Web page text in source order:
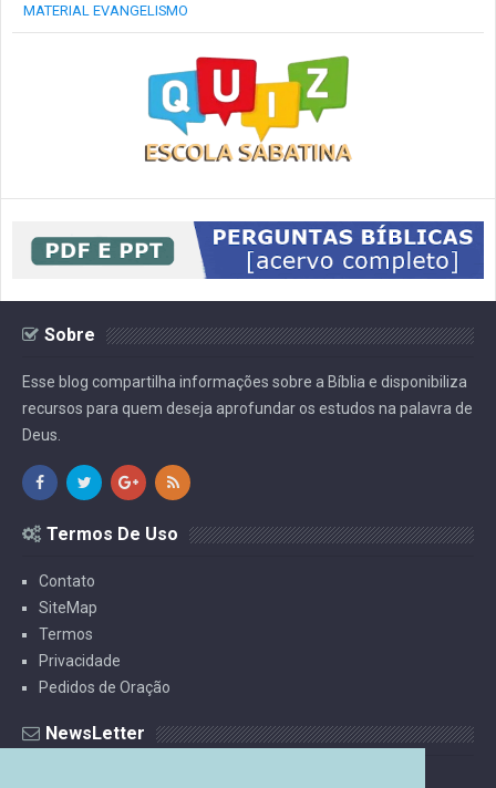
MATERIAL EVANGELISMO
Sobre
Esse blog compartilha informações sobre a Bíblia e disponibiliza
recursos para quem deseja aprofundar os estudos na palavra de
Deus.
Termos De Uso
Contato
SiteMap
Termos
Privacidade
Pedidos de Oração
NewsLetter